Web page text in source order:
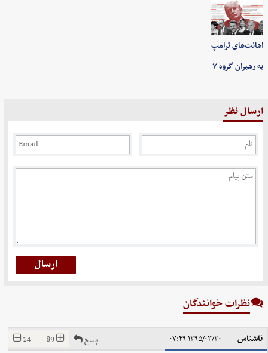
اهانت‌های ترامپ
به رهبران گروه ۷
ارسال نظر
نظرات خوانندگان
ناشناس ۱۳۹۵/۰۳/۳۰ ۰۷:۴۹ 89
|
14 پاسخ